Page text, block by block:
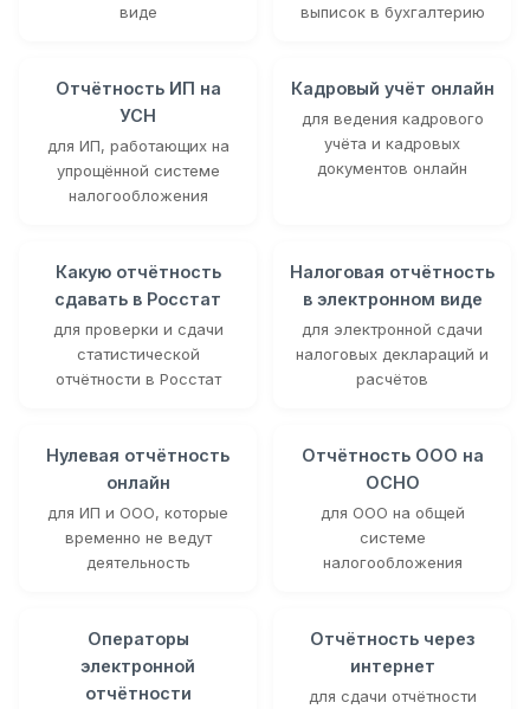
виде
выписок в бухгалтерию
Отчётность ИП на
УСН
для ИП, работающих на
упрощённой системе
налогообложения
Кадровый учёт онлайн
для ведения кадрового
учёта и кадровых
документов онлайн
Какую отчётность
сдавать в Росстат
для проверки и сдачи
статистической
отчётности в Росстат
Налоговая отчётность
в электронном виде
для электронной сдачи
налоговых деклараций и
расчётов
Нулевая отчётность
онлайн
для ИП и ООО, которые
временно не ведут
деятельность
Отчётность ООО на
ОСНО
для ООО на общей
системе
налогообложения
Операторы
электронной
отчётности
Отчётность через
интернет
для сдачи отчётности